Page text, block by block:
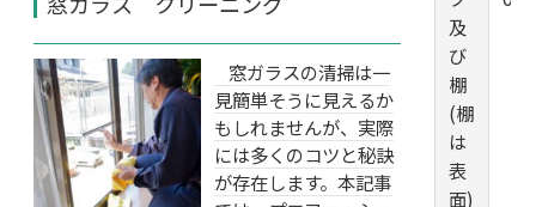
窓ガラスの清掃は一
見簡単そうに見えるか
もしれませんが、実際
には多くのコツと秘訣
が存在します。本記事
及
び
棚
(棚
は
表
面)